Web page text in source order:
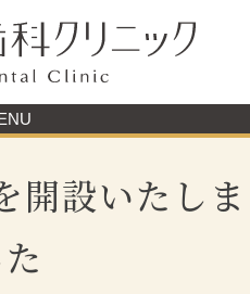
開設いたしま